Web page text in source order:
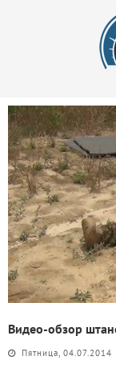
Видео-обзор
Пятница, 04.07.2014